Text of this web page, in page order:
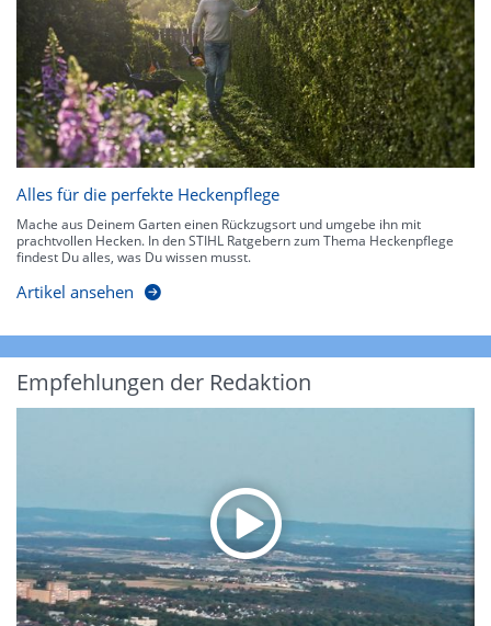
Alles für die perfekte Heckenpflege
Mache aus Deinem Garten einen Rückzugsort und umgebe ihn mit
prachtvollen Hecken. In den STIHL Ratgebern zum Thema Heckenpflege
findest Du alles, was Du wissen musst.
Artikel ansehen
Empfehlungen der Redaktion